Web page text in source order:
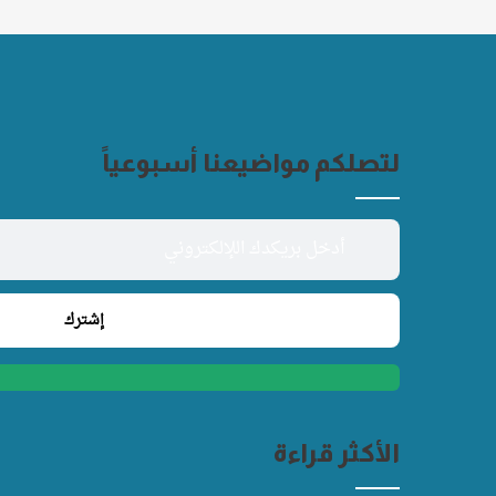
لتصلكم مواضيعنا أسبوعياً
الأكثر قراءة